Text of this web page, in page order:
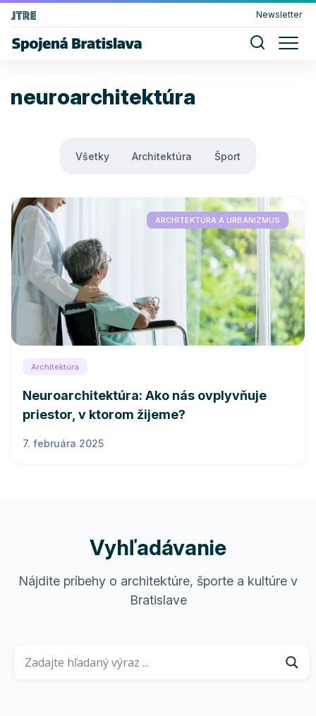
Newsletter
neuroarchitektúra
Všetky Architektúra Šport
ARCHITEKTÚRA A URBANIZMUS
Architektúra
Neuroarchitektúra: Ako nás ovplyvňuje
priestor, v ktorom žijeme?
7. februára 2025
Vyhľadávanie
Nájdite príbehy o architektúre, športe a kultúre v
Bratislave